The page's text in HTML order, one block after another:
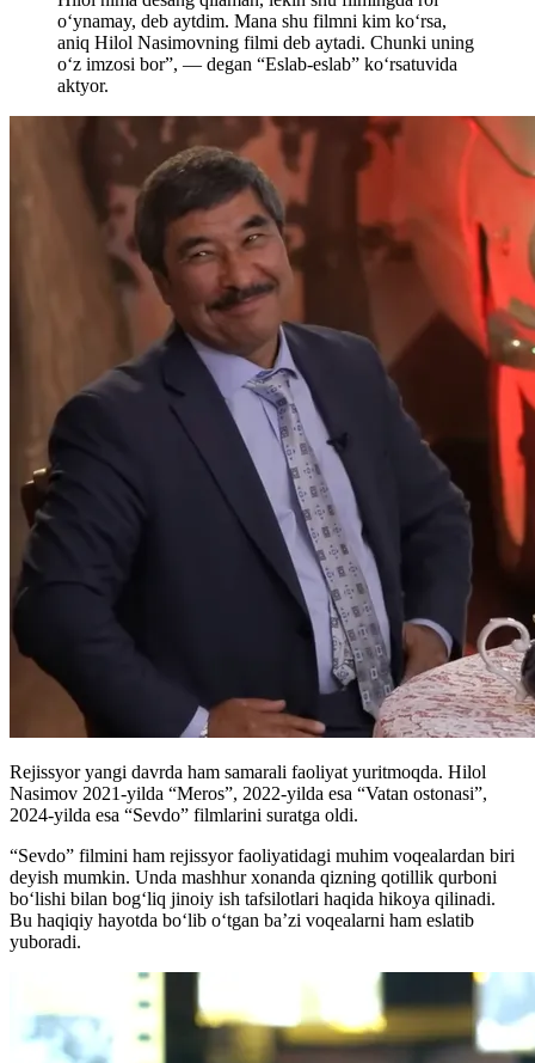
oʻynamay, deb aytdim. Mana shu filmni kim koʻrsa,
aniq Hilol Nasimovning filmi deb aytadi. Chunki uning
oʻz imzosi bor”, — degan “Eslab-eslab” koʻrsatuvida
aktyor.
Rejissyor yangi davrda ham samarali faoliyat yuritmoqda. Hilol
Nasimov 2021-yilda “Meros”, 2022-yilda esa “Vatan ostonasi”,
2024-yilda esa “Sevdo” filmlarini suratga oldi.
“Sevdo” filmini ham rejissyor faoliyatidagi muhim voqealardan biri
deyish mumkin. Unda mashhur xonanda qizning qotillik qurboni
bo‘lishi bilan bog‘liq jinoiy ish tafsilotlari haqida hikoya qilinadi.
Bu haqiqiy hayotda boʻlib oʻtgan ba’zi voqealarni ham eslatib
yuboradi.